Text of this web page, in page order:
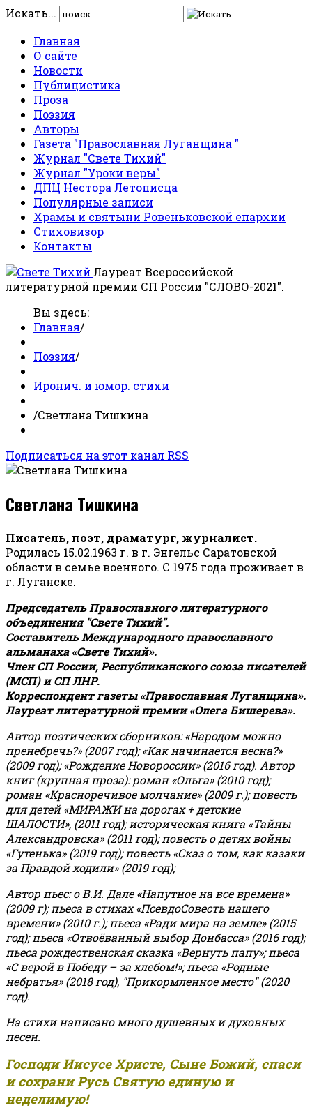
Искать...
Главная
О сайте
Новости
Публицистика
Проза
Поэзия
Авторы
Газета "Православная Луганщина "
Журнал "Свете Тихий"
Журнал "Уроки веры"
ДПЦ Нестора Летописца
Популярные записи
Храмы и святыни Ровеньковской епархии
Стиховизор
Контакты
Лауреат Всероссийской
литературной премии СП России "СЛОВО-2021".
Вы здесь:
Главная/
Поэзия/
Иронич. и юмор. стихи
/Светлана Тишкина
Подписаться на этот канал RSS
Светлана Тишкина
Писатель, поэт, драматург, журналист.
Родилась 15.02.1963 г. в г. Энгельс Саратовской
области в семье военного. С 1975 года проживает в
г. Луганске.
Председатель Православного литературного
объединения "Свете Тихий".
Составитель Международного православного
альманаха «Свете Тихий».
Член СП России, Республиканского союза писателей
(МСП) и СП ЛНР.
Корреспондент газеты «Православная Луганщина».
Лауреат литературной премии «Олега Бишерева».
Автор поэтических сборников: «Народом можно
пренебречь?» (2007 год); «Как начинается весна?»
(2009 год); «Рождение Новороссии» (2016 год). Автор
книг (крупная проза): роман «Ольга» (2010 год);
роман «Красноречивое молчание» (2009 г.); повесть
для детей «МИРАЖИ на дорогах + детские
ШАЛОСТИ», (2011 год); историческая книга «Тайны
Александровска» (2011 год); повесть о детях войны
«Гутенька» (2019 год); повесть «Сказ о том, как казаки
за Правдой ходили» (2019 год);
Автор пьес: о В.И. Дале «Напутное на все времена»
(2009 г); пьеса в стихах «ПсевдоСовесть нашего
времени» (2010 г.); пьеса «Ради мира на земле» (2015
год); пьеса «Отвоёванный выбор Донбасса» (2016 год);
пьеса рождественская сказка «Вернуть папу»; пьеса
«С верой в Победу – за хлебом!»;пьеса «Родные
небратья» (2018 год), "Прикормленное место" (2020
год).
На стихи написано много душевных и духовных
песен.
Господи Иисусе Христе, Сыне Божий, спаси
и сохрани Русь Святую единую и
неделимую!